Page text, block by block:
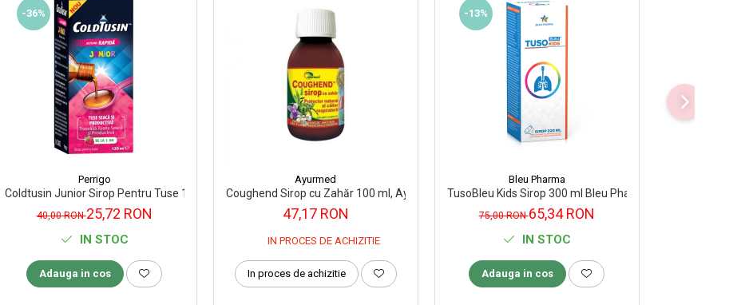
-36%
Perrigo
Coldtusin Junior Sirop Pentru Tuse 120 ml Perrigo
40,00 RON25,72 RON
IN STOC
Adauga in cos
Ayurmed
Coughend Sirop cu Zahăr 100 ml, Ayurmed
47,17 RON
IN PROCES DE ACHIZITIE
In proces de achizitie
-13%
Bleu Pharma
TusoBleu Kids Sirop 300 ml Bleu Pharma
75,00 RON65,34 RON
IN STOC
Adauga in cos
-8%